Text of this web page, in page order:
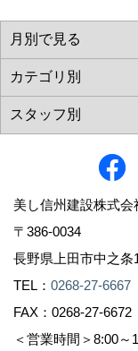
美し信州建設株式会
〒386-0034
長野県上田市中之
TEL： 0268-27-6667
FAX：0268-27-6672
＜営業時間＞8:00